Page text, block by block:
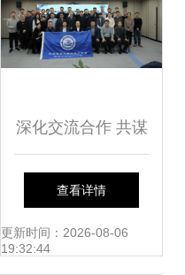
深化交流合作 共谋
发展新篇——我院
教师受邀参加北京
查看详情
更新时间：2026-08-06
19:32:44